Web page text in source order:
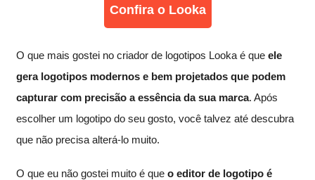
Confira o Looka
O que mais gostei no criador de logotipos Looka é que ele
gera logotipos modernos e bem projetados que podem
capturar com precisão a essência da sua marca. Após
escolher um logotipo do seu gosto, você talvez até descubra
que não precisa alterá-lo muito.
O que eu não gostei muito é que o editor de logotipo é